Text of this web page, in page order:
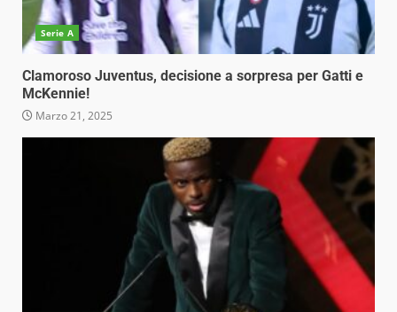
Serie A
Clamoroso Juventus, decisione a sorpresa per Gatti e
McKennie!
Marzo 21, 2025